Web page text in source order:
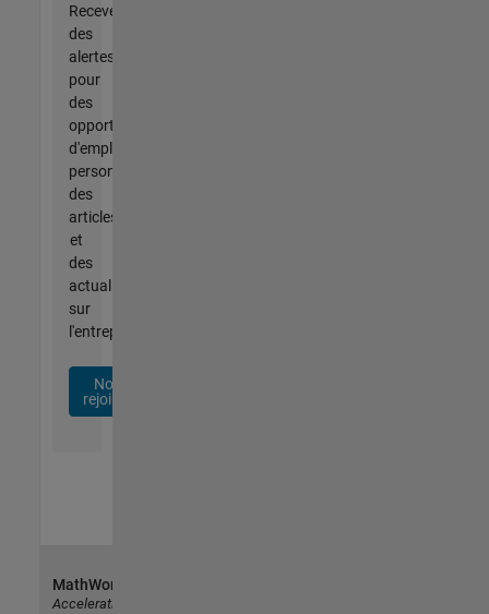
Recevez
des
alertes
pour
des
opportunités
d'emploi
personnalisées,
des
articles
et
des
actualités
sur
l'entreprise.
Nous
rejoindre
MathWorks
Accelerating